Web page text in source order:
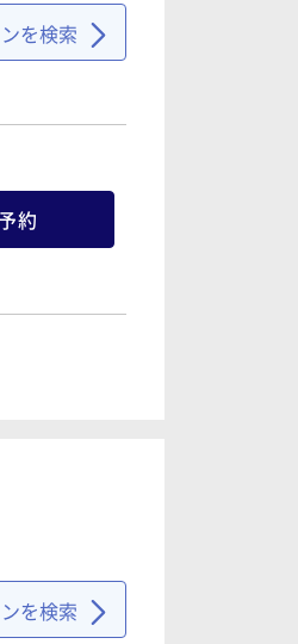
約
約
約
を検索
約
約
を検索